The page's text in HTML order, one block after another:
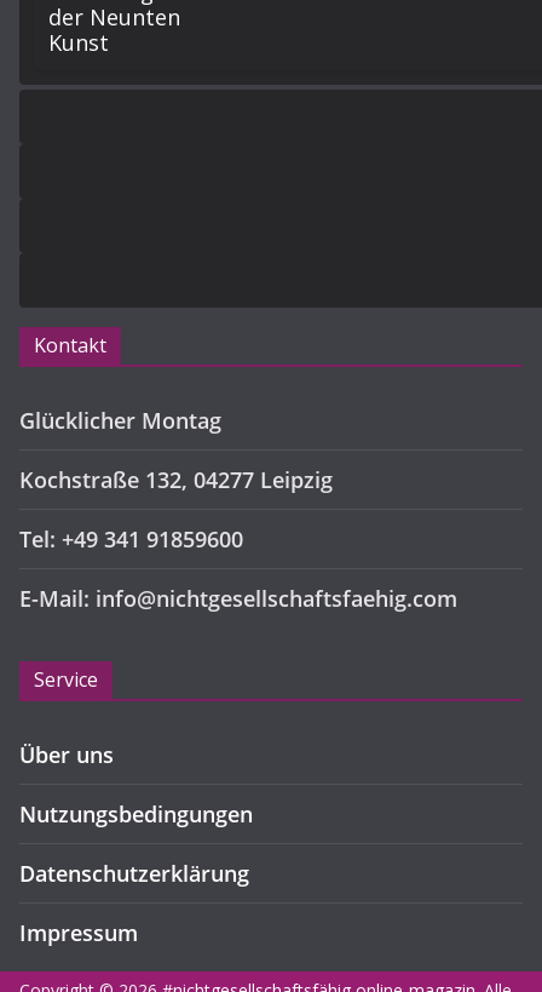
Kontakt
Glücklicher Montag
Kochstraße 132, 04277 Leipzig
Tel: +49 341 91859600
E-Mail: info@nichtgesellschaftsfaehig.com
Service
Über uns
Nutzungsbedingungen
Datenschutzerklärung
Impressum